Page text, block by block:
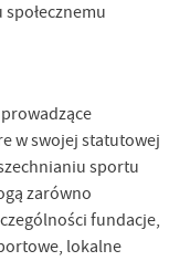
w swojej statutowej
sportu
zarówno
fundacje,
lokalne